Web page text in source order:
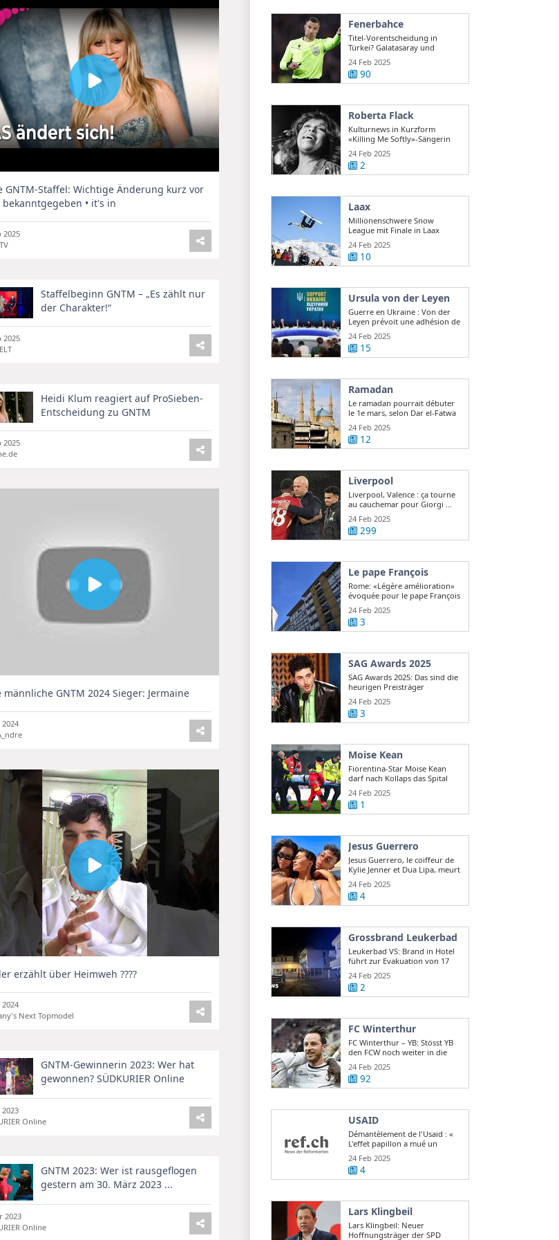
GNTM-Staffel: Wichtige Änderung kurz vor
bekanntgegeben • it's in
2025
Staffelbeginn GNTM – „Es zählt nur
der Charakter!“
2025
Heidi Klum reagiert auf ProSieben-
Entscheidung zu GNTM
2025
männliche GNTM 2024 Sieger: Jermaine
2024
erzählt über Heimweh ????
2024
Next Topmodel
GNTM-Gewinnerin 2023: Wer hat
gewonnen? SÜDKURIER Online
2023
Online
GNTM 2023: Wer ist rausgeflogen
gestern am 30. März 2023 ...
2023
Online
Fenerbahce
Titel-Vorentscheidung in
Türkei? Galatasaray und
Fenerbahce ...
24 Feb 2025
90
Roberta Flack
Kulturnews in Kurzform
«Killing Me Softly»-Sängerin
Roberta Flack ...
24 Feb 2025
2
Laax
Millionenschwere Snow
League mit Finale in Laax
24 Feb 2025
10
Ursula von der Leyen
Guerre en Ukraine : Von der
Leyen prévoit une adhésion de
l ...
24 Feb 2025
15
Ramadan
Le ramadan pourrait débuter
le 1e mars, selon Dar el-Fatwa
24 Feb 2025
12
Liverpool
Liverpool, Valence : ça tourne
au cauchemar pour Giorgi ...
24 Feb 2025
299
Le pape François
Rome: «Légère amélioration»
évoquée pour le pape François
24 Feb 2025
3
SAG Awards 2025
SAG Awards 2025: Das sind die
heurigen Preisträger
24 Feb 2025
3
Moise Kean
Fiorentina-Star Moise Kean
darf nach Kollaps das Spital
verlassen
24 Feb 2025
1
Jesus Guerrero
Jesus Guerrero, le coiffeur de
Kylie Jenner et Dua Lipa, meurt
...24 Feb 2025
4
Grossbrand Leukerbad
Leukerbad VS: Brand in Hotel
führt zur Evakuation von 17
Gästen
24 Feb 2025
2
FC Winterthur
FC Winterthur – YB: Stösst YB
den FCW noch weiter in die
Krise?
24 Feb 2025
92
USAID
Démantèlement de l'Usaid : «
L'effet papillon a mué un
scandale d ...
24 Feb 2025
4
Lars Klingbeil
Lars Klingbeil: Neuer
Hoffnungsträger der SPD